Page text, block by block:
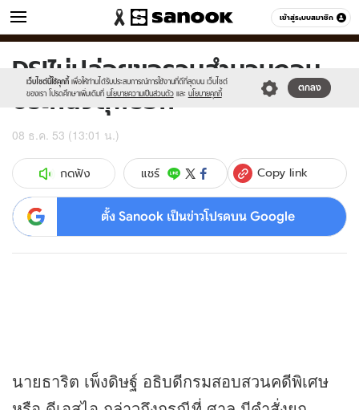
เข้าสู่ระบบสมาชิก
ข่าว หมวดอื่นๆ
เว็บไซต์นี้ใช้คุกกี้ เพื่อให้ท่านได้รับประสบการณ์การใช้งานที่ดีที่สุดบน เว็บไซต์
ของเรา โปรดศึกษาเพิ่มเติมที่ นโยบายความเป็นส่วนตัว และ นโยบายคุกกี้
ตกลง
Sanook
//s.isanook.com/sr/0/images/logo-
new-
sanook.png
600
60
DSIไม่ปล่อยขอรวมสำนวนถอน
ประกันจตุพรอีก
08 ธ.ค. 53 (13:01 น.)
กดฟัง แชร์ Copy link
ตั้ง Sanook เป็นข่าวโปรดบน Google
นายธาริต เพ็งดิษฐ์ อธิบดีกรมสอบสวนคดีพิเศษ